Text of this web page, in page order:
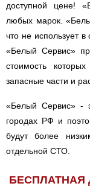
доступной цене!
любых марок.
что не использует
«Белый Сервис»
стоимость
запасные части и
«Белый Сервис» -
городах РФ и
будут более
отдельной СТО.
БЕСПЛАТНАЯ